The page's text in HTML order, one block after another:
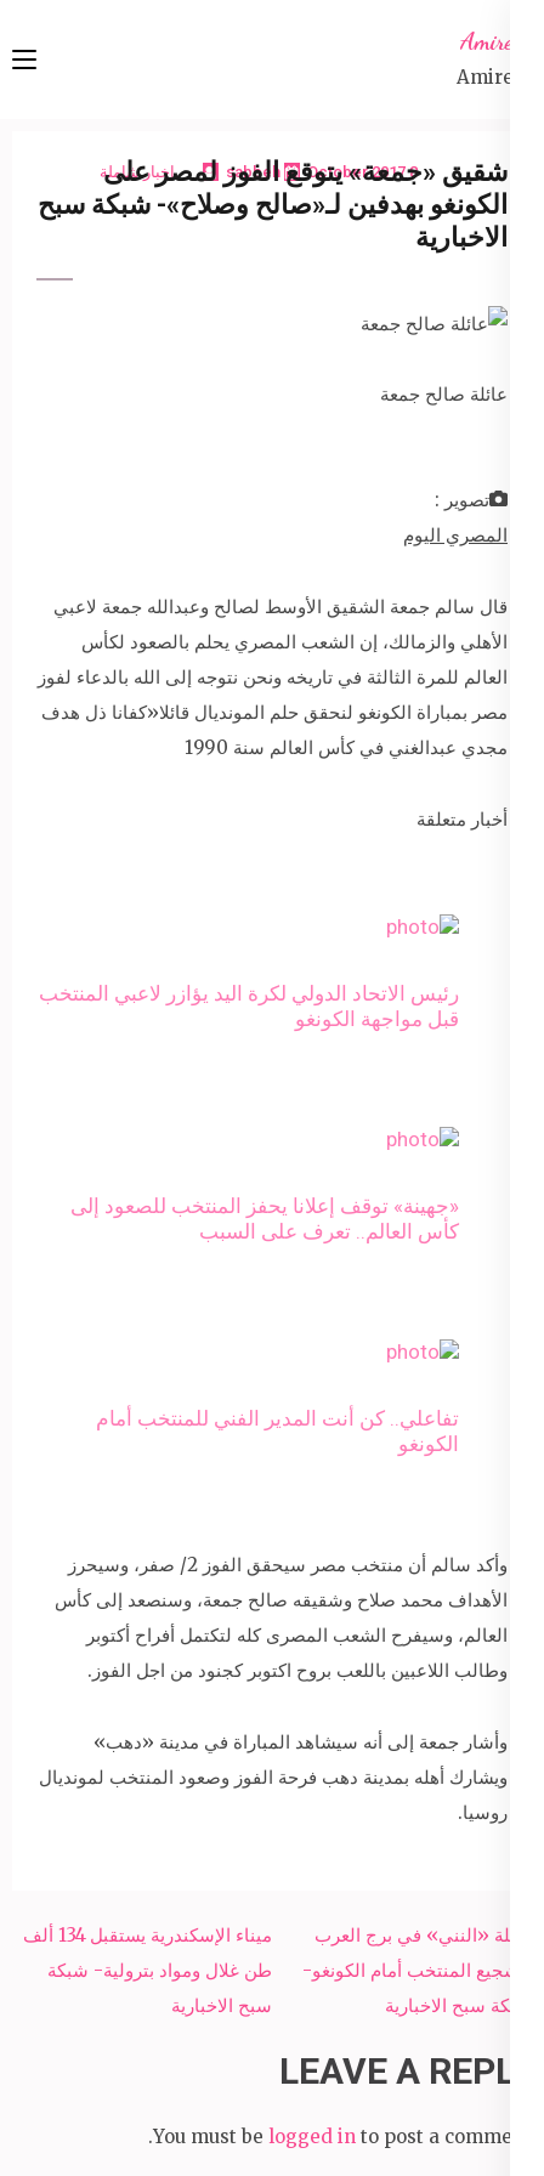
content
Enter)
Amireta
Amireta
8 October 2017
sabbeh اخبار شاملة
شقيق «جمعة» يتوقع الفوز لمصر على
الكونغو بهدفين لـ«صالح وصلاح»- شبكة سبح
الاخبارية
عائلة صالح جمعة
تصوير :
المصري اليوم
قال سالم جمعة الشقيق الأوسط لصالح وعبدالله جمعة لاعبي
الأهلي والزمالك، إن الشعب المصري يحلم بالصعود لكأس
العالم للمرة الثالثة في تاريخه ونحن نتوجه إلى الله بالدعاء لفوز
مصر بمباراة الكونغو لنحقق حلم المونديال قائلا«كفانا ذل هدف
مجدي عبدالغني في كأس العالم سنة 1990
أخبار متعلقة
رئيس الاتحاد الدولي لكرة اليد يؤازر لاعبي المنتخب
قبل مواجهة الكونغو
«جهينة» توقف إعلانا يحفز المنتخب للصعود إلى
كأس العالم.. تعرف على السبب
تفاعلي.. كن أنت المدير الفني للمنتخب أمام
الكونغو
وأكد سالم أن منتخب مصر سيحقق الفوز 2/ صفر، وسيحرز
الأهداف محمد صلاح وشقيقه صالح جمعة، وسنصعد إلى كأس
العالم، وسيفرح الشعب المصرى كله لتكتمل أفراح أكتوبر
وطالب اللاعبين باللعب بروح اكتوبر كجنود من اجل الفوز.
وأشار جمعة إلى أنه سيشاهد المباراة في مدينة «دهب»
ويشارك أهله بمدينة دهب فرحة الفوز وصعود المنتخب لمونديال
روسيا.
Post
navigation
ميناء الإسكندرية يستقبل 134 ألف
طن غلال ومواد بترولية- شبكة
سبح الاخبارية
عائلة «النني» في برج العرب
لتشجيع المنتخب أمام الكونغو-
شبكة سبح الاخبارية
LEAVE A REPLY
You must be logged in to post a comment.